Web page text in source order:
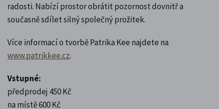
radosti. Nabízí prostor obrátit pozornost dovnitř a
současně sdílet silný společný prožitek.
Více informací o tvorbě Patrika Kee najdete na
www.patrikkee.cz.
Vstupné:
předprodej 450 Kč
na místě 600 Kč